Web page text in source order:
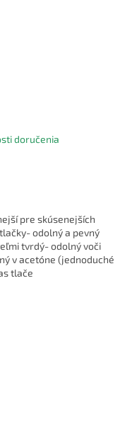
doručenia
pre skúsenejších
odolný a pevný
tvrdý- odolný voči
v acetóne (jednoduché
tlače